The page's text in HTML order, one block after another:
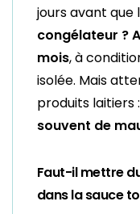
jours avant que
congélateur ?
mois, à
isolée. Mais
produits laitiers :
souvent de
Faut-il mettre
dans la sauce